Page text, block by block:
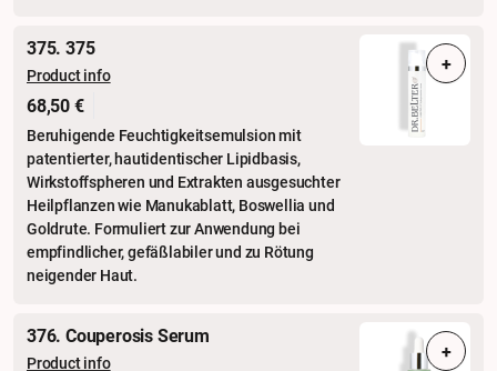
375. 375
Product info
68,50 €
Beruhigende Feuchtigkeitsemulsion mit
patentierter, hautidentischer Lipidbasis,
Wirkstoffspheren und Extrakten ausgesuchter
Heilpflanzen wie Manukablatt, Boswellia und
Goldrute. Formuliert zur Anwendung bei
empfindlicher, gefäßlabiler und zu Rötung
neigender Haut.
+
376. Couperosis Serum
Product info +